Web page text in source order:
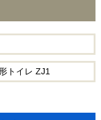
トイレ ZJ1